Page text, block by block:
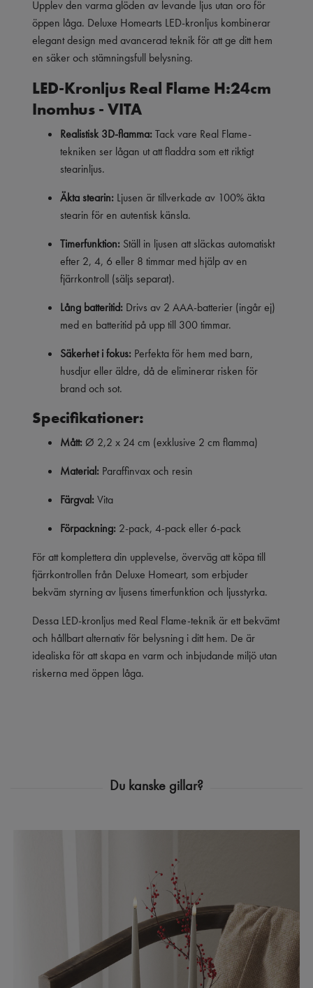
Upplev den varma glöden av levande ljus utan oro för
öppen låga. Deluxe Homearts LED-kronljus kombinerar
elegant design med avancerad teknik för att ge ditt hem
en säker och stämningsfull belysning.
LED-Kronljus Real Flame H:24cm
Inomhus - VITA
Realistisk 3D-flamma:Tack vare Real Flame-
tekniken ser lågan ut att fladdra som ett riktigt
stearinljus.
Äkta stearin: Ljusen är tillverkade av 100% äkta
stearin för en autentisk känsla.
Timerfunktion: Ställ in ljusen att släckas automatiskt
efter 2, 4, 6 eller 8 timmar med hjälp av en
fjärrkontroll (säljs separat).
Lång batteritid: Drivs av 2 AAA-batterier (ingår ej)
med en batteritid på upp till 300 timmar.
Säkerhet i fokus: Perfekta för hem med barn,
husdjur eller äldre, då de eliminerar risken för
brand och sot.
Specifikationer:
Mått: Ø 2,2 x 24 cm (exklusive 2 cm flamma)
Material: Paraffinvax och resin
Färgval:Vita
Förpackning: 2-pack, 4-pack eller 6-pack
För att komplettera din upplevelse, överväg att köpa till
fjärrkontrollen från Deluxe Homeart, som erbjuder
bekväm styrning av ljusens timerfunktion och ljusstyrka.
Dessa LED-kronljus med Real Flame-teknik är ett bekvämt
och hållbart alternativ för belysning i ditt hem. De är
idealiska för att skapa en varm och inbjudande miljö utan
riskerna med öppen låga.